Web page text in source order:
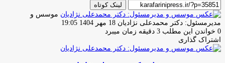
لینک کوتاه
موسس و
مدیرمسئول: دکتر محمدعلی نژادیان ارسال
ایمیل
18 مهر 1404 19:05
0 خواندن این مطلب 3 دقیقه زمان میبرد
اشتراک گذاری
فیس
توئیتر
لینکدین
واتس
تلگرام
اشتراک
چاپ